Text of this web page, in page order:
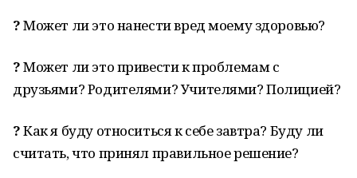
?Может ли это нанести вред моему здоровью?
?Может ли это привести к проблемам с
друзьями? Родителями? Учителями? Полицией?
?Как я буду относиться к себе завтра? Буду ли
считать, что принял правильное решение?